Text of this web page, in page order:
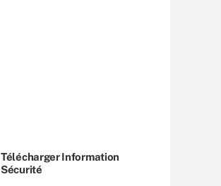
Télécharger Information
Sécurité